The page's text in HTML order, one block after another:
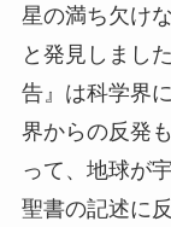
星の満ち欠け
と発見しまし
告』は科学界
界からの反発
って、地球が
聖書の記述に